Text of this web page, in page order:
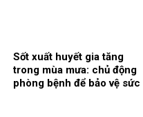
Sốt xuất huyết gia tăng
trong mùa mưa: chủ động
phòng bệnh để bảo vệ sức